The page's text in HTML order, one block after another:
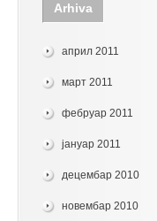
Arhiva
април 2011
март 2011
фебруар 2011
јануар 2011
децембар 2010
новембар 2010